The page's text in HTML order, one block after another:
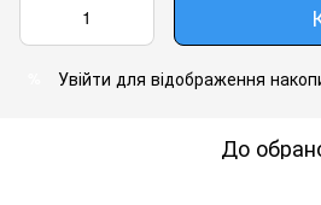
Увійти для відображення
До